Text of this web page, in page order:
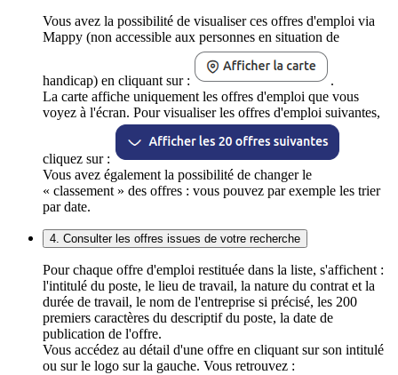
Vous avez la possibilité de visualiser ces offres d'emploi via
Mappy (non accessible aux personnes en situation de
handicap) en cliquant sur :
.
La carte affiche uniquement les offres d'emploi que vous
voyez à l'écran. Pour visualiser les offres d'emploi suivantes,
cliquez sur :
Vous avez également la possibilité de changer le
« classement » des offres : vous pouvez par exemple les trier
par date.
4. Consulter les offres issues de votre recherche
Pour chaque offre d'emploi restituée dans la liste, s'affichent :
l'intitulé du poste, le lieu de travail, la nature du contrat et la
durée de travail, le nom de l'entreprise si précisé, les 200
premiers caractères du descriptif du poste, la date de
publication de l'offre.
Vous accédez au détail d'une offre en cliquant sur son intitulé
ou sur le logo sur la gauche. Vous retrouvez :